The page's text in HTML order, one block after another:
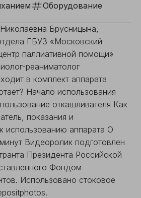
Оборудование
Брусницына,
ГБУЗ «Московский
паллиативной помощи»
реаниматолог
в комплект аппарата
Начало использования
откашливателя Как
показания и
использованию аппарата О
Видеоролик подготовлен
Президента Российской
Фондом
Использовано стоковое